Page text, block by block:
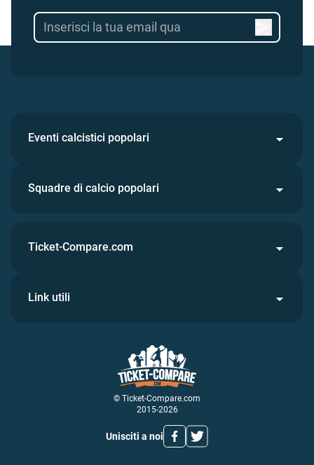
Eventi calcistici popolari
Squadre di calcio popolari
© Ticket-Compare.com
2015-2026
Unisciti a noi
Ticket-Compare.com
Link utili